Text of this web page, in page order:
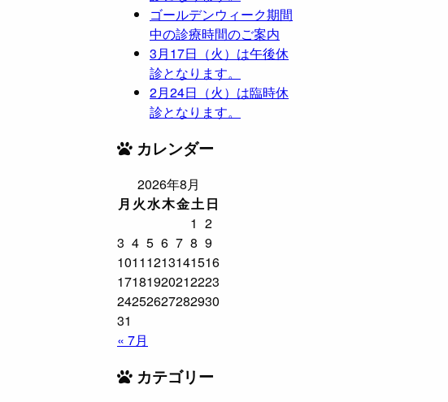
ゴールデンウィーク期間
中の診療時間のご案内
3月17日（火）は午後休
診となります。
2月24日（火）は臨時休
診となります。
カレンダー
2026年8月
月 火水木金土日
1 2
3 4 5 6 7 8 9
10111213141516
17181920212223
24252627282930
31
« 7月
カテゴリー